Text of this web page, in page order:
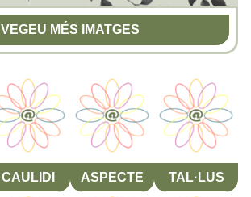
VEGEU MÉS IMATGES
CAULIDI ASPECTE TAL·LUS